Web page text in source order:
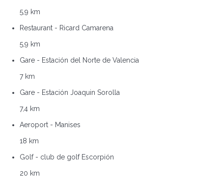
5,9 km
Restaurant - Ricard Camarena
5,9 km
Gare - Estación del Norte de Valencia
7 km
Gare - Estación Joaquin Sorolla
7,4 km
Aeroport - Manises
18 km
Golf - club de golf Escorpión
20 km